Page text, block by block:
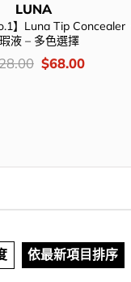
LUNA
】Luna Tip Concealer
液 – 多色選擇
Original
price
$68.00Current
依最新項目排序